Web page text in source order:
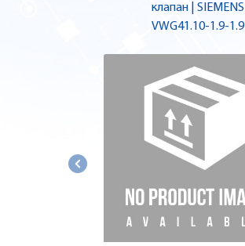
клапан | SIEMENS
VWG41.10-1.9-1.9